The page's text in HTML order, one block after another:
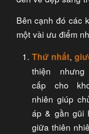
Bên cạnh đó các
một vài ưu điểm
Thứ nhất,
thiện
cấp cho
nhiên giúp
áp & gần gũi
giữa thiên